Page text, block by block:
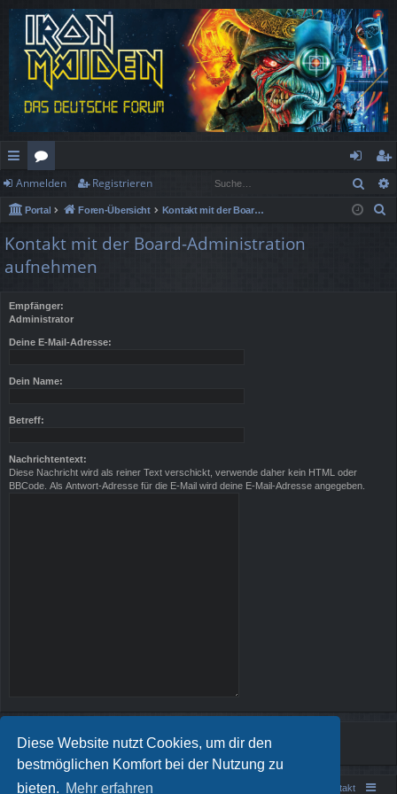
Diese Website nutzt Cookies, um dir den
bestmöglichen Komfort bei der Nutzung zu
bieten. Mehr erfahren
ch
ne
llz
ug
rif
or
en
n
m
eg
ist
Anmelden Registrieren
Portal Foren-Übersicht Kontakt mit der Board-Administration aufnehmen
Kontakt mit der Board-Administration
aufnehmen
Empfänger:
Administrator
Deine E-Mail-Adresse:
Dein Name:
Betreff:
Nachrichtentext:
Diese Nachricht wird als reiner Text verschickt, verwende daher kein HTML oder
BBCode. Als Antwort-Adresse für die E-Mail wird deine E-Mail-Adresse angegeben.
Portal Foren-Übersicht Kontakt